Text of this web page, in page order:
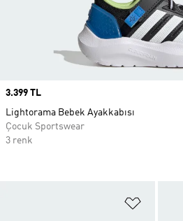
Price
3.399 TL
Lightorama Bebek Ayakkabısı
Çocuk Sportswear
3 renk